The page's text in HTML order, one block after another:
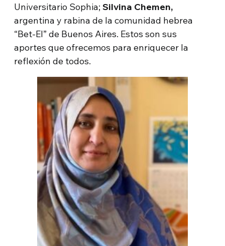
Universitario Sophia;Silvina Chemen,
argentina y rabina de la comunidad hebrea
“Bet-El” de Buenos Aires. Estos son sus
aportes que ofrecemos para enriquecer la
reflexión de todos.